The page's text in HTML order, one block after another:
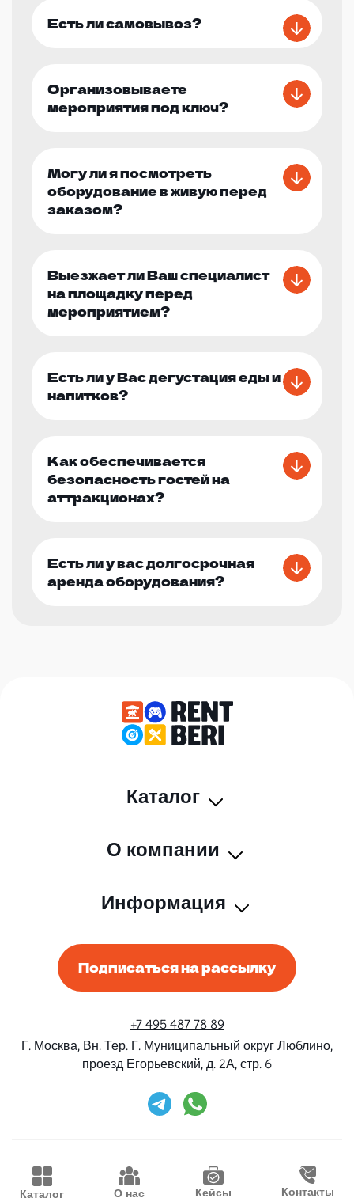
Каталог О нас Кейсы Контакты
Есть ли самовывоз?
Организовываете
мероприятия под ключ?
Могу ли я посмотреть
оборудование в живую перед
заказом?
Выезжает ли Ваш специалист
на площадку перед
мероприятием?
Есть ли у Вас дегустация еды и
напитков?
Как обеспечивается
безопасность гостей на
аттракционах?
Есть ли у вас долгосрочная
аренда оборудования?
Каталог
О компании
Информация
Подписаться на рассылку
+7 495 487 78 89
Г. Москва, Вн. Тер. Г. Муниципальный округ Люблино,
проезд Егорьевский, д. 2А, стр. 6
Дизайн и разработка
Конструктивные решения
Продвижение
Waima